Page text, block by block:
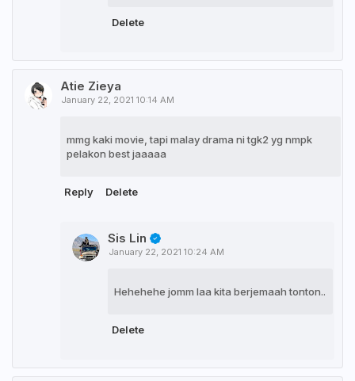
Delete
Atie Zieya
January 22, 2021 10:14 AM
mmg kaki movie, tapi malay drama ni tgk2 yg nmpk
pelakon best jaaaaa
Reply Delete
Sis Lin
January 22, 2021 10:24 AM
Hehehehe jomm laa kita berjemaah tonton..
Delete